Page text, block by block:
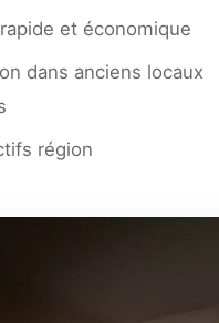
et économique
dans anciens locaux
région